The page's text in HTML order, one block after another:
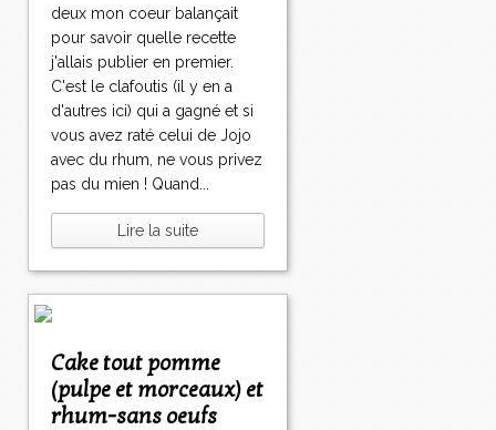
deux mon coeur balançait
pour savoir quelle recette
j'allais publier en premier.
C'est le clafoutis (il y en a
d'autres ici) qui a gagné et si
vous avez raté celui de Jojo
avec du rhum, ne vous privez
pas du mien ! Quand...
Lire la suite
Cake tout pomme
(pulpe et morceaux) et
rhum-sans oeufs